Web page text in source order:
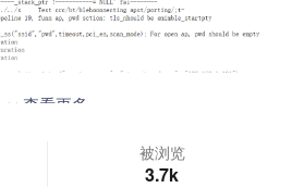
查看更多
被浏览
3.7k